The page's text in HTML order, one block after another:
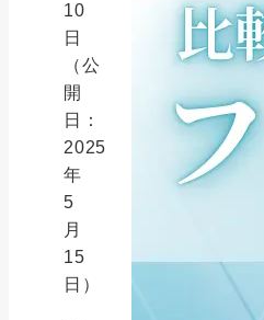
10
日
（公
開
日：
2025
年
5
月
15
日）